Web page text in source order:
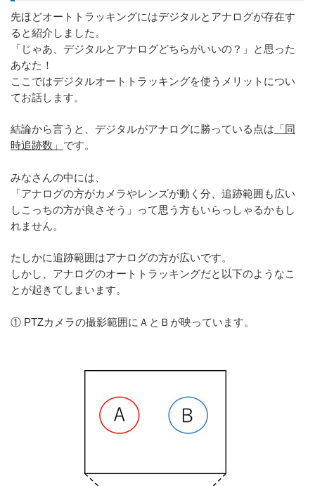
先ほどオートトラッキングにはデジタルとアナログが存在す
ると紹介しました。
「じゃあ、デジタルとアナログどちらがいいの？」と思った
あなた！
ここではデジタルオートトラッキングを使うメリットについ
てお話します。
結論から言うと、デジタルがアナログに勝っている点は 「同
時追跡数」 です。
みなさんの中には、
「アナログの方がカメラやレンズが動く分、追跡範囲も広い
しこっちの方が良さそう」って思う方もいらっしゃるかもし
れません。
たしかに追跡範囲はアナログの方が広いです。
しかし、アナログのオートトラッキングだと以下のようなこ
とが起きてしまいます。
① PTZカメラの撮影範囲にＡとＢが映っています。